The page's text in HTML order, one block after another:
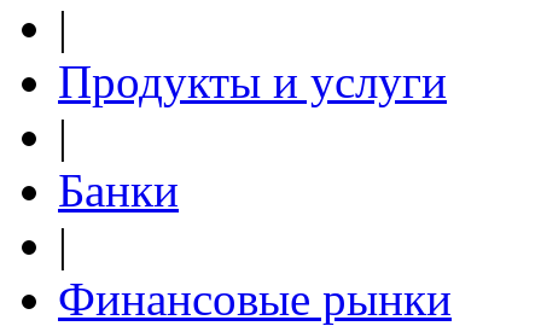
|
Продукты и услуги
|
Банки
|
Финансовые рынки